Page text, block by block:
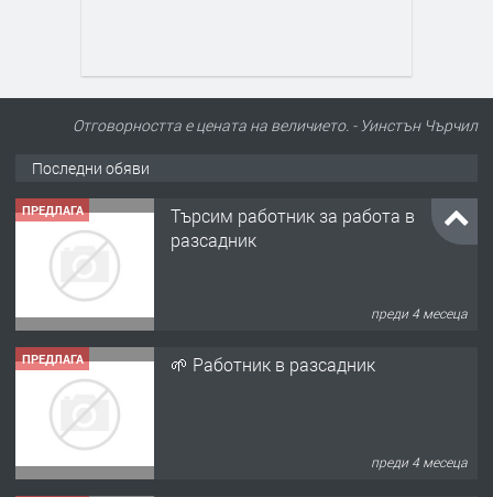
Отговорността е цената на величието. - Уинстън Чърчил
Последни обяви
ПРЕДЛАГА
Търсим работник за работа в
разсадник
преди 4 месеца
ПРЕДЛАГА 🌱 Работник в разсадник
преди 4 месеца